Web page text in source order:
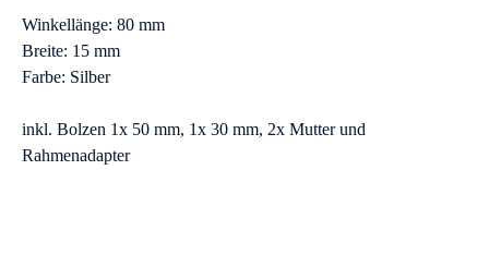
Winkellänge: 80 mm
Breite: 15 mm
Farbe: Silber
inkl. Bolzen 1x 50 mm, 1x 30 mm, 2x Mutter und
Rahmenadapter